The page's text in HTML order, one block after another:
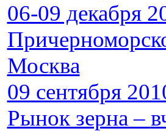
06-09 декабря
Москва
09 сентября
Рынок зерна –